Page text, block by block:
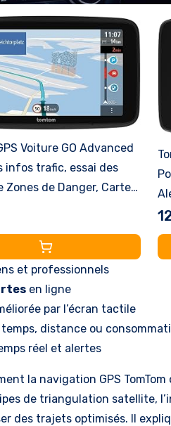
Voiture GO Advanced
infos trafic, essai des
Zones de Danger, Carte
à Jour Via Wi-FI,
Fixation réversible)
et professionnels
en ligne
par l’écran tactile
distance ou
réel et alertes
la navigation GPS
de triangulation satellite,
des trajets optimisés. Il